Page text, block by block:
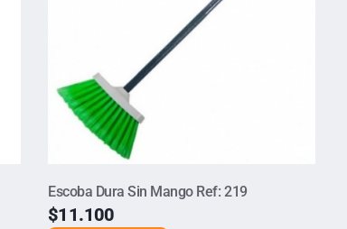
Escoba Dura Sin Mango Ref: 219
$11.100